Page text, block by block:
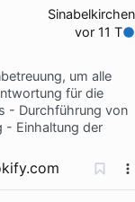
Sinabelkirchen
vor 11 T
um alle
für die
- Durchführung von
- Einhaltung der